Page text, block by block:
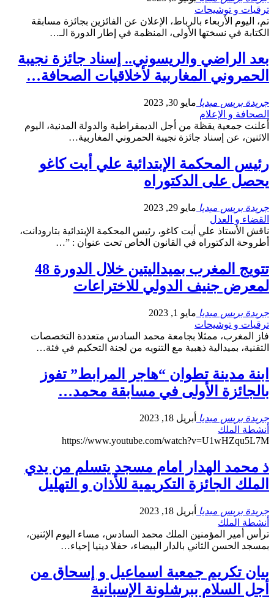
ترقيات و توشيحات
تم، اليوم الأربعاء بالرباط، الإعلان عن الفائزين بجائزة مسابقة
الكتابة في نسختها الأولى، المنظمة في إطار الدورة الـ…
بعد الراضي والريسوني.. إسناد جائزة نجيبة
الحمروني المغاربية لأخلاقيات الصحافة…
جريدة بريس ميديا مايو 30, 2023
الصحافة و الإعلام
أعلنت جمعية يقظة من أجل الديمقراطية والدولة المدنية، اليوم
الاثنين، عن إسناد جائزة نجيبة الحمروني المغاربية…
رئيس المحكمة الإبتدائية علي أيت كاغو
يحصل على الدكتوراه
جريدة بريس ميديا مايو 29, 2023
القضاء و العدل
ناقش الأستاذ علي أيت كاغو، رئيس المحكمة الإبتدائية بتارودانت،
أطروحة الدكتوراه في القانون الخاص تحت عنوان : ”…
تتويج المغرب بميداليتين خلال الدورة 48
لمعرض جنيف الدولي للاختراعات
جريدة بريس ميديا مايو 1, 2023
ترقيات و توشيحات
فاز المغرب، ممثلا بجامعة محمد السادس متعددة التخصصات
التقنية، بميدالية ذهبية مع التنويه من لجنة التحكيم في فئة…
ابنة مدينة تطوان “هاجر المرابط” تفوز
بالجائزة الأولى في مسابقة محمد…
جريدة بريس ميديا
أبريل 18, 2023
أنشطة الملك
https://www.youtube.com/watch?v=U1wHZqu5L7M
ذ محمد الهدار امام مسجد يتسلم من يدي
الملك الجائزة التكريمية للأذان و التهليل
جريدة بريس ميديا
أبريل 18, 2023
أنشطة الملك
ترأس أمير المؤمنين الملك محمد السادس، مساء اليوم الإثنين،
بمسجد الحسن الثاني بالدار البيضاء، حفلا دينيا إحياء…
بيان تكريم جمعية اسماعيل و إسحاق من
أجل السلام ببرشلونة الإسبانية